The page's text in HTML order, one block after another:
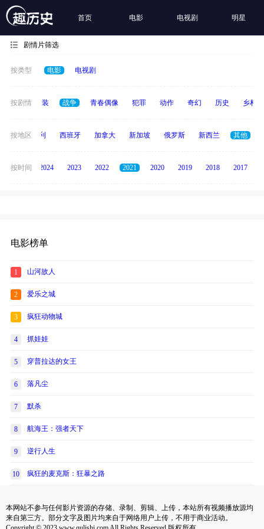
首页 电影 电视剧 明星
剧情片筛选
按类型 电影 电视剧
按剧情
惊悚 古装 战争 青春偶像 犯罪 动作 奇幻 历史 乡村
按地区
度 意大利 西班牙 加拿大 新加坡 俄罗斯 新西兰 其他
按时间
2025 2024 2023 2022 2021 2020 2019 2018 2017
电影榜单
1 山河故人
2 爱乐之城
3 疯狂动物城
4 抓娃娃
5 穿普拉达的女王
6 落凡尘
7 默杀
8 航海王：强者天下
9 逆行人生
10 疯狂的麦克斯：狂暴之路
本网站不参与任何影片资源的存储、录制、剪辑、上传，本站所有视频播放源均
来自第三方。部分文字及图片均来自于网络用户上传，不用于商业活动。